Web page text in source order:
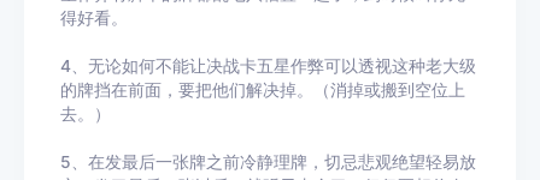
得好看。
4、无论如何不能让决战卡五星作弊可以透视这种老大级
的牌挡在前面，要把他们解决掉。（消掉或搬到空位上
去。）
5、在发最后一张牌之前冷静理牌，切忌悲观绝望轻易放